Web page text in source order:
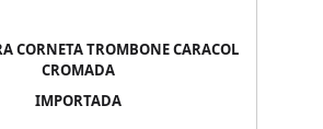
CORNETA TROMBONE CARACOL
CROMADA
IMPORTADA